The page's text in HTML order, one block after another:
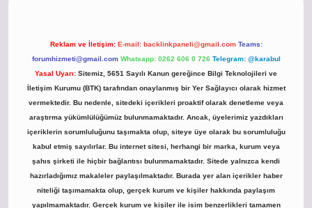
Reklam ve İletişim: E-mail: backlinkpaneli@gmail.com Teams:
forumhizmeti@gmail.com Whatsapp: 0262 606 0 726 Telegram: @karabul
Yasal Uyarı: Sitemiz, 5651 Sayılı Kanun gereğince Bilgi Teknolojileri ve
İletişim Kurumu (BTK) tarafından onaylanmış bir Yer Sağlayıcı olarak hizmet
vermektedir. Bu nedenle, sitedeki içerikleri proaktif olarak denetleme veya
araştırma yükümlülüğümüz bulunmamaktadır. Ancak, üyelerimiz yazdıkları
içeriklerin sorumluluğunu taşımakta olup, siteye üye olarak bu sorumluluğu
kabul etmiş sayılırlar. Bu internet sitesi, herhangi bir marka, kurum veya
şahıs şirketi ile hiçbir bağlantısı bulunmamaktadır. Sitede yalnızca kendi
hazırladığımız makaleler paylaşılmaktadır. Burada yer alan içerikler haber
niteliği taşımamakta olup, gerçek kurum ve kişiler hakkında paylaşım
yapılmamaktadır. Gerçek kurum ve kişiler ile isim benzerlikleri tamamen